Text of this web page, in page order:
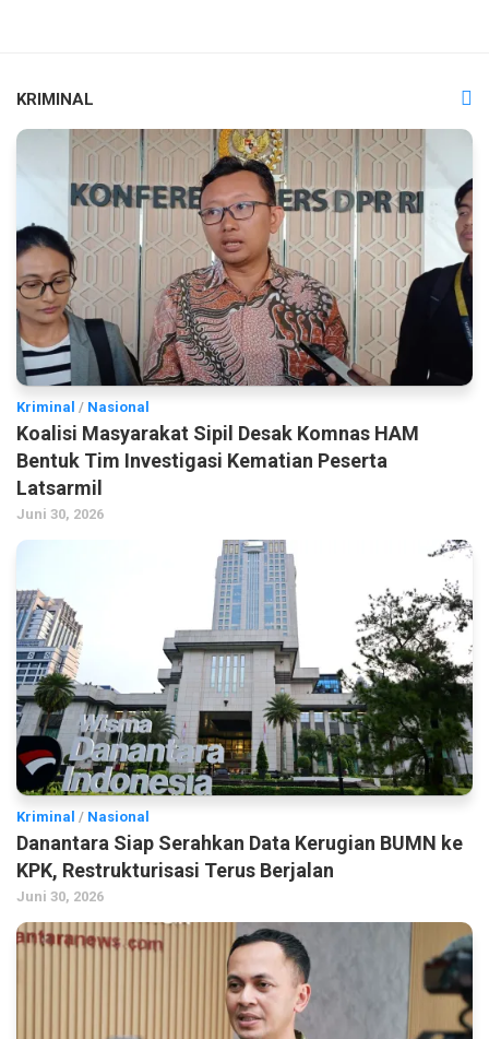
KRIMINAL
Kriminal / Nasional
Koalisi Masyarakat Sipil Desak Komnas HAM
Bentuk Tim Investigasi Kematian Peserta
Latsarmil
Juni 30, 2026
Kriminal / Nasional
Danantara Siap Serahkan Data Kerugian BUMN ke
KPK, Restrukturisasi Terus Berjalan
Juni 30, 2026